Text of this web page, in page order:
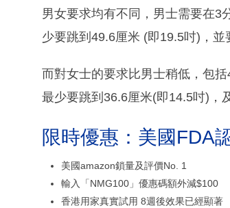
男女要求均有不同，男士需要在3
少要跳到49.6厘米 (即19.5吋)，並
而對女士的要求比男士稍低，包
最少要跳到36.6厘米(即14.5吋)，
限時優惠：美國FDA
美國amazon鎖量及評價No. 1
輸入「NMG100」優惠碼額外減$100
香港用家真實試用 8週後效果已經顯著